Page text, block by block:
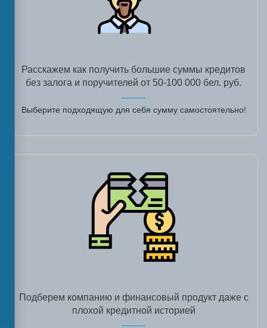
Расскажем как получить большие суммы кредитов
без залога и поручителей от 50-100 000 бел. руб.
Выберите подходящую для себя сумму самостоятельно!
Подберем компанию и финансовый продукт даже с
плохой кредитной историей